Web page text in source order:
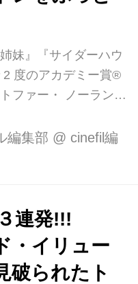
妹』『サイダーハウ
2 度のアカデミー賞®
ファー・ ノーランの
の人気作品に出演し
する名優マイケル・
激動の 1960 年代の
したドキュメンタリ
が邦題
ーション ロンドンを
編集部 @ cinefil編
連発!!!
・イリュー
られたト